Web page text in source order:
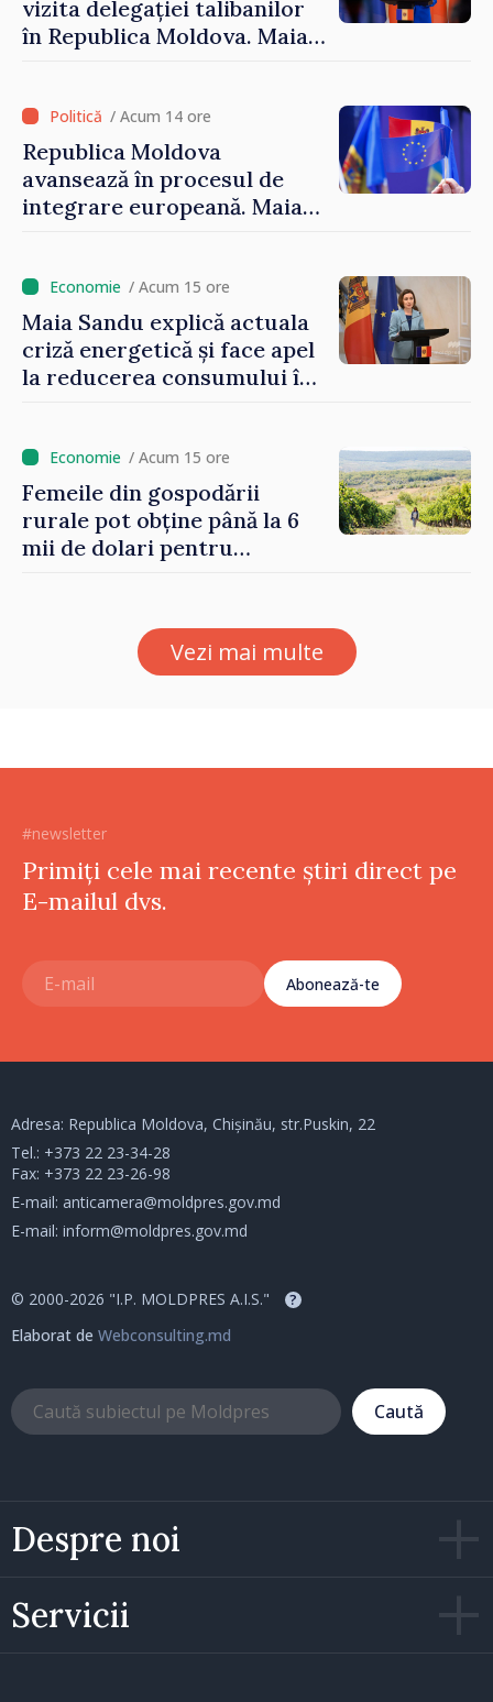
vizita delegației talibanilor
în Republica Moldova. Maia
cunosc politica statului”
/ Acum 14 ore
Republica Moldova
avansează în procesul de
integrare europeană. Maia
/ Acum 15 ore
Maia Sandu explică actuala
criză energetică și face apel
la reducerea consumului în
un nivel mai mic”
/ Acum 15 ore
Femeile din gospodării
rurale pot obține până la 6
mii de dolari pentru
Vezi mai multe
#newsletter
Primiți cele mai recente știri direct pe
E-mailul dvs.
Abonează-te
Despre noi
Servicii
Adresa: Republica Moldova, Chișinău, str.Puskin, 22
Tel.: +373 22 23-34-28
Fax: +373 22 23-26-98
E-mail: anticamera@moldpres.gov.md
E-mail: inform@moldpres.gov.md
© 2000-2026 "I.P. MOLDPRES A.I.S." ?
Elaborat de Webconsulting.md
Caută